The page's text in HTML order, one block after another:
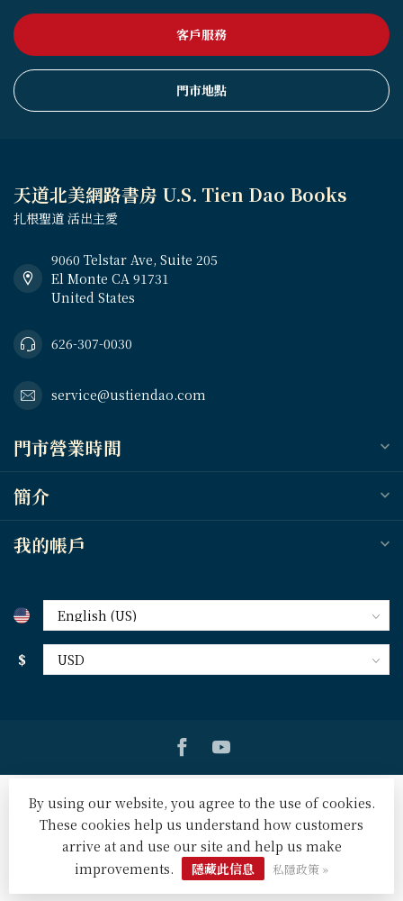
客戶服務
門市地點
天道北美網路書房 U.S. Tien Dao Books
扎根聖道 活出主愛
9060 Telstar Ave, Suite 205
El Monte CA 91731
United States
626-307-0030
service@ustiendao.com
門市營業時間
簡介
我的帳戶
$
© Copyright 2026 天道北美網路書房 U.S. Tien Dao Books
Powered byLightspeed- Lightspeed designbyDyvelopment
By using our website, you agree to the use of cookies.
These cookies help us understand how customers
arrive at and use our site and help us make
improvements.
隱藏此信息 私隱政策 »